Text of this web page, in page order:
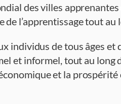
des villes
l’apprentissage tout au
individus de tous âges
et informel, tout au
et la